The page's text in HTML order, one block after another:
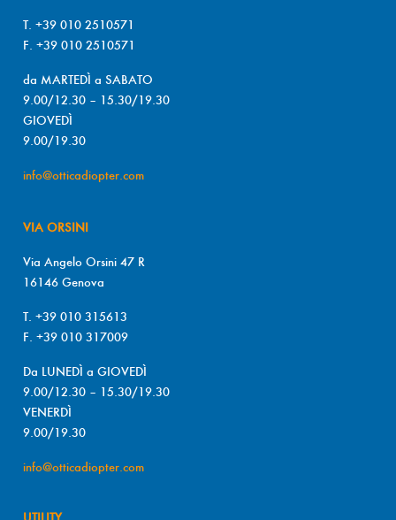
T. +39 010 2510571
F. +39 010 2510571
da MARTEDÌ a SABATO
9.00/12.30 – 15.30/19.30
GIOVEDÌ
9.00/19.30
info@otticadiopter.com
VIA ORSINI
Via Angelo Orsini 47 R
16146 Genova
T. +39 010 315613
F. +39 010 317009
Da LUNEDÌ a GIOVEDÌ
9.00/12.30 – 15.30/19.30
VENERDÌ
9.00/19.30
info@otticadiopter.com